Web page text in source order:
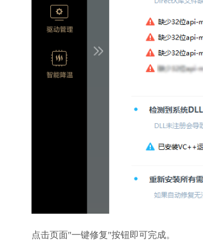
点击页面"一键修复"按钮即可完成。